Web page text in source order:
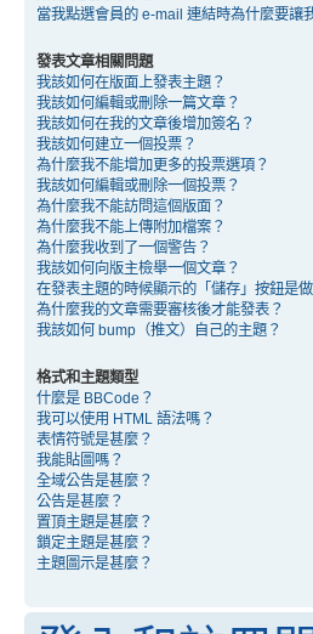
當我點選會員的 e-mail 連結時為什麼要讓
發表文章相關問題
我該如何在版面上發表主題？
我該如何編輯或刪除一篇文章？
我該如何在我的文章後增加簽名？
我該如何建立一個投票？
為什麼我不能增加更多的投票選項？
我該如何編輯或刪除一個投票？
為什麼我不能訪問這個版面？
為什麼我不能上傳附加檔案？
為什麼我收到了一個警告？
我該如何向版主檢舉一個文章？
在發表主題的時候顯示的「儲存」按鈕是
為什麼我的文章需要審核後才能發表？
我該如何 bump（推文）自己的主題？
格式和主題類型
什麼是 BBCode？
我可以使用 HTML 語法嗎？
表情符號是甚麼？
我能貼圖嗎？
全域公告是甚麼？
公告是甚麼？
置頂主題是甚麼？
鎖定主題是甚麼？
主題圖示是甚麼？